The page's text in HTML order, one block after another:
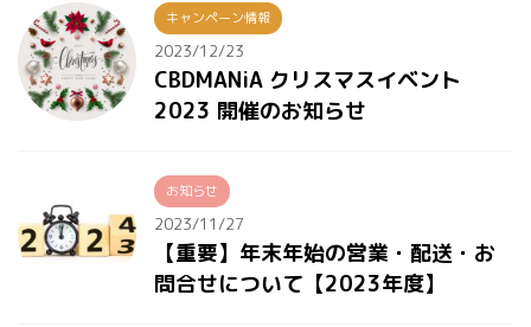
キャンペーン情報
2023/12/23
CBDMANiA クリスマスイベント
2023 開催のお知らせ
お知らせ
2023/11/27
【重要】年末年始の営業・配送・お
問合せについて【2023年度】